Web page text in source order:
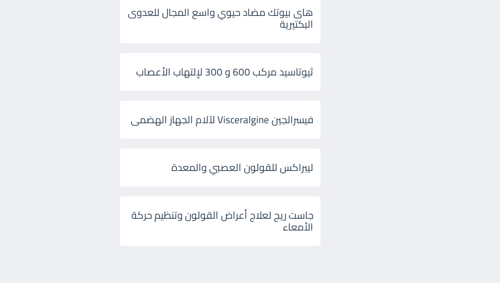
هاى بيوتك مضاد حيوي واسع المجال للعدوى
البكتيرية
ثيوتاسيد مركب 600 و 300 لإلتهاب الأعصاب
فيسرالجين Visceralgine لآلام الجهاز الهضمى
ليبراكس للقولون العصبي والمعدة
جاست ريج لعلاج أعراض القولون وتنظيم حركة
الأمعاء